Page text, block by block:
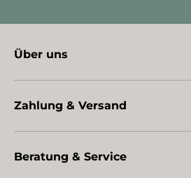
Über uns
Zahlung & Versand
Beratung & Service